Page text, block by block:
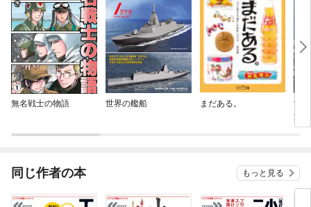
無名戦士の物語 世界の艦船 まだある。
世
集
ー
同じ作者の本 もっと見る